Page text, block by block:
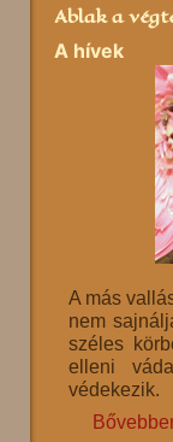
Ablak a
A hívek
A más
nem
széles
elleni
védekezik.